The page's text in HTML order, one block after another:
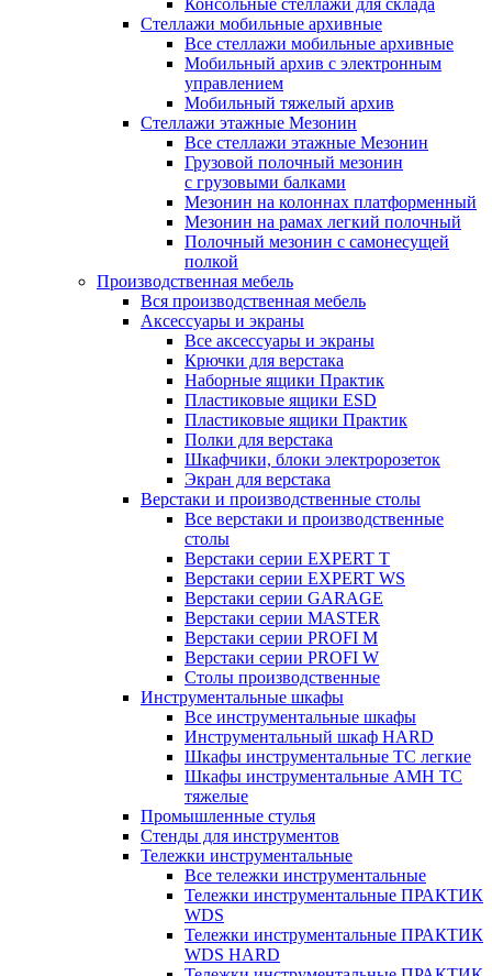
Консольные стеллажи для склада
Стеллажи мобильные архивные
Все стеллажи мобильные архивные
Мобильный архив с электронным
управлением
Мобильный тяжелый архив
Стеллажи этажные Мезонин
Все стеллажи этажные Мезонин
Грузовой полочный мезонин
с грузовыми балками
Мезонин на колоннах платформенный
Мезонин на рамах легкий полочный
Полочный мезонин с самонесущей
полкой
Производственная мебель
Вся производственная мебель
Аксессуары и экраны
Все аксессуары и экраны
Крючки для верстака
Наборные ящики Практик
Пластиковые ящики ESD
Пластиковые ящики Практик
Полки для верстака
Шкафчики, блоки электророзеток
Экран для верстака
Верстаки и производственные столы
Все верстаки и производственные
столы
Верстаки серии EXPERT T
Верстаки серии EXPERT WS
Верстаки серии GARAGE
Верстаки серии MASTER
Верстаки серии PROFI M
Верстаки серии PROFI W
Столы производственные
Инструментальные шкафы
Все инструментальные шкафы
Инструментальный шкаф HARD
Шкафы инструментальные ТС легкие
Шкафы инструментальные AMH TC
тяжелые
Промышленные стулья
Стенды для инструментов
Тележки инструментальные
Все тележки инструментальные
Тележки инструментальные ПРАКТИК
WDS
Тележки инструментальные ПРАКТИК
WDS HARD